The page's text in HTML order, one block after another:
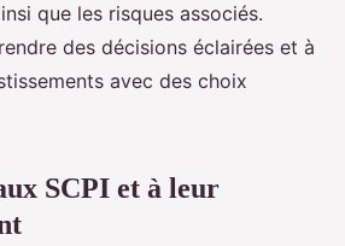
que les risques associés.
des décisions éclairées et à
avec des choix
SCPI et à leur